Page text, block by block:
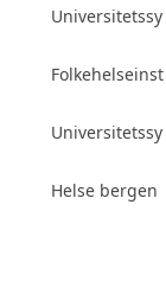
Helse bergen